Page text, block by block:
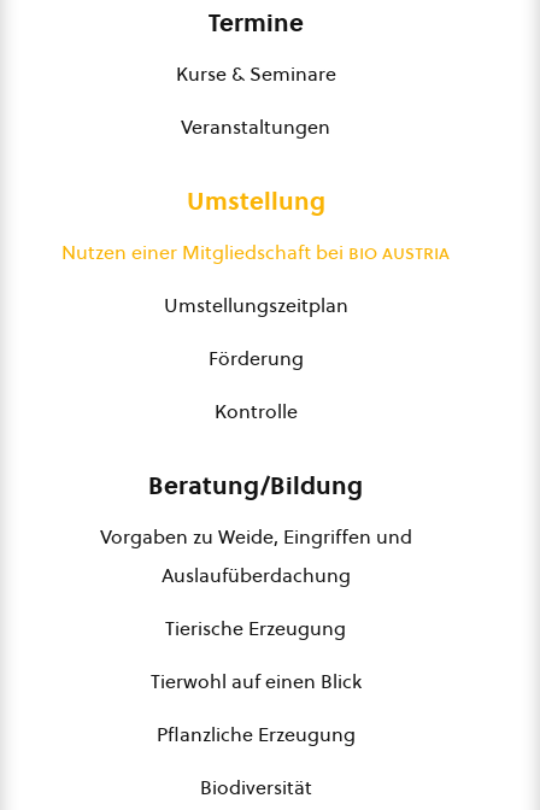
Termine
Kurse & Seminare
Veranstaltungen
Umstellung
Nutzen einer Mitgliedschaft bei bio austria
Umstellungszeitplan
Förderung
Kontrolle
Beratung/Bildung
Vorgaben zu Weide, Eingriffen und
Auslaufüberdachung
Tierische Erzeugung
Tierwohl auf einen Blick
Pflanzliche Erzeugung
Biodiversität